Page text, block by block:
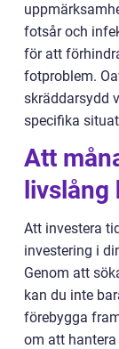
fotsår och
för att
fotproblem.
skräddarsydd
specifika
Att
livslång
Att investera
investering i
Genom att
kan du inte
förebygga
om att